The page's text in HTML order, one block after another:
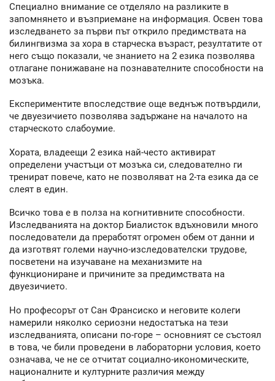
Специално внимание се отделяло на разликите в
запомнянето и възприемане на информация. Освен това
изследването за първи път открило предимствата на
билингвизма за хора в старческа възраст, резултатите от
него също показали, че знанието на 2 езика позволява
отлагане понижаване на познавателните способности на
мозъка.
Експериментите впоследствие още веднъж потвърдили,
че двуезичието позволява задържане на началото на
старческото слабоумие.
Хората, владеещи 2 езика най-често активират
определени участъци от мозъка си, следователно ги
тренират повече, като не позволяват на 2-та езика да се
слеят в един.
Всичко това е в полза на когнитивните способности.
Изследванията на доктор Биалисток вдъхновили много
последователи да преработят огромен обем от данни и
да изготвят големи научно-изследователски трудове,
посветени на изучаване на механизмите на
функциониране и причините за предимствата на
двуезичието.
Но професорът от Сан Франсиско и неговите колеги
намерили няколко сериозни недостатъка на тези
изследванията, описани по-горе – основният се състоял
в това, че били проведени в лабораторни условия, което
означава, че не се отчитат социално-икономическите,
националните и културните различия между